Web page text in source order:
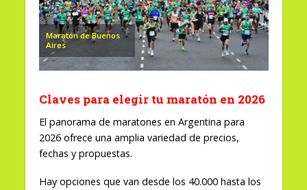
Maratón de Buenos
Aires
Claves para elegir tu maratón en 2026
El panorama de maratones en Argentina para
2026 ofrece una amplia variedad de precios,
fechas y propuestas.
Hay opciones que van desde los 40.000 hasta los